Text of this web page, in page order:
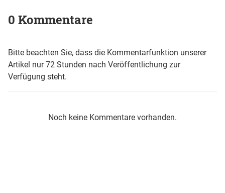
0 Kommentare
Bitte beachten Sie, dass die Kommentarfunktion unserer
Artikel nur 72 Stunden nach Veröffentlichung zur
Verfügung steht.
Noch keine Kommentare vorhanden.